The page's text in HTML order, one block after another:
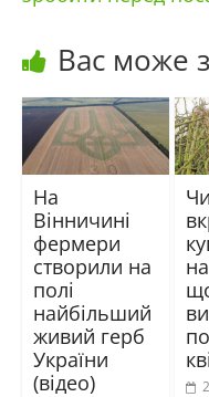
Вас може
На
Вінничині
фермери
створили на
полі
найбільший
живий герб
України
(відео)